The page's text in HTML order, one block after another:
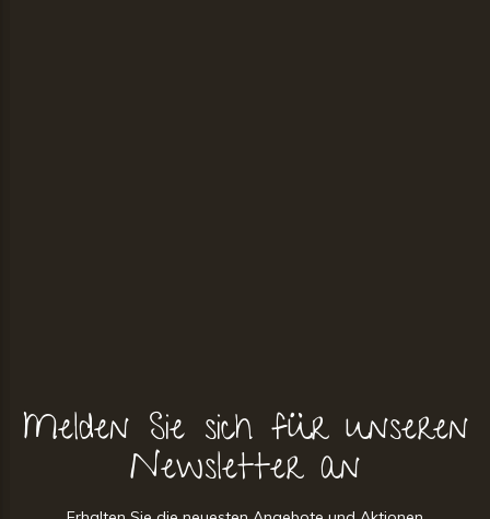
Melden Sie sich für unseren
Newsletter an